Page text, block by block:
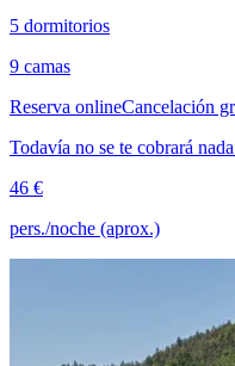
5 dormitorios
9 camas
Reserva onlineCancelación
Todavía no se te cobrará
46 €
pers./noche (aprox.)